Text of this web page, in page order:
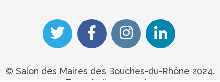
© Salon des Maires des Bouches-du-Rhône 2024.